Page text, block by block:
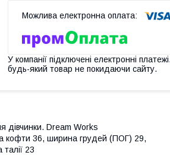
У компанії підключені електронні
будь-який товар не покидаючи сайту.
дівчинки. Dream Works
кофти 36, ширина грудей (ПОГ) 29,
23